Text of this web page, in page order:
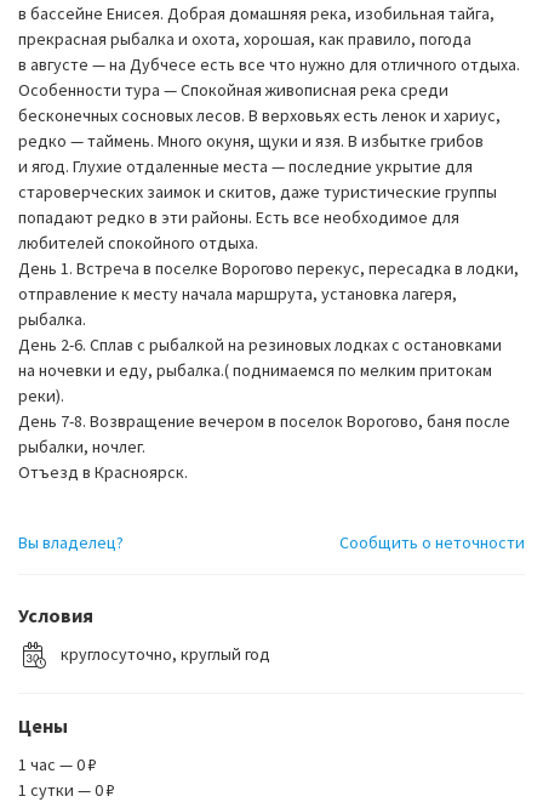
в бассейне Енисея. Добрая домашняя река, изобильная тайга,
прекрасная рыбалка и охота, хорошая, как правило, погода
в августе — на Дубчесе есть все что нужно для отличного отдыха.
Особенности тура — Спокойная живописная река среди
бесконечных сосновых лесов. В верховьях есть ленок и хариус,
редко — таймень. Много окуня, щуки и язя. В избытке грибов
и ягод. Глухие отдаленные места — последние укрытие для
староверческих заимок и скитов, даже туристические группы
попадают редко в эти районы. Есть все необходимое для
любителей спокойного отдыха.
День 1. Встреча в поселке Ворогово перекус, пересадка в лодки,
отправление к месту начала маршрута, установка лагеря,
рыбалка.
День 2-6. Сплав с рыбалкой на резиновых лодках с остановками
на ночевки и еду, рыбалка.( поднимаемся по мелким притокам
реки).
День 7-8. Возвращение вечером в поселок Ворогово, баня после
рыбалки, ночлег.
Отъезд в Красноярск.
Вы владелец? Сообщить о неточности
Условия
круглосуточно, круглый год
Цены
1 час — 0 ₽
1 сутки — 0 ₽